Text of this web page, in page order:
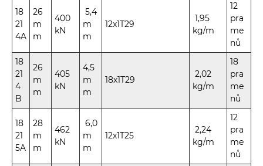
18
21
4A
26
m
m
400
kN
5,4
m
m
12x1T29
1,95
kg/m
12
pra
me
nů
18
21
4
B
26
m
m
405
kN
4,5
m
m
18x1T29
2,02
kg/m
18
pra
me
nů
18
21
5A
28
m
m
462
kN
6,0
m
m
12x1T25
2,24
kg/m
12
pra
me
nů